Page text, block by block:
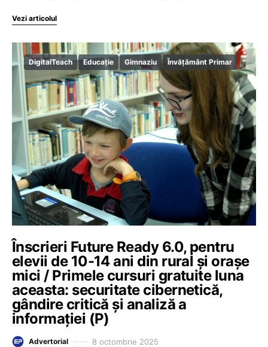
Vezi articolul
DigitalTeach Educație Gimnaziu Învățământ Primar
Înscrieri Future Ready 6.0, pentru
elevii de 10-14 ani din rural și orașe
mici / Primele cursuri gratuite luna
aceasta: securitate cibernetică,
gândire critică și analiză a
informației (P)
Advertorial 8 octombrie 2025